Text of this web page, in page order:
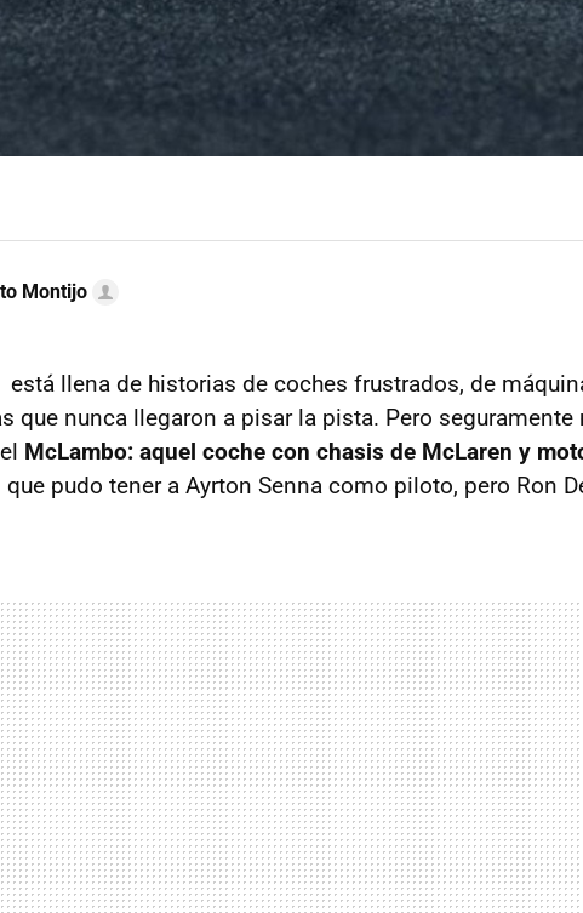
Montijo
está llena de historias de coches frustrados, de
que nunca llegaron a pisar la pista. Pero
McLambo: aquel coche con chasis de McLaren y
que pudo tener a Ayrton Senna como piloto, pero Ron